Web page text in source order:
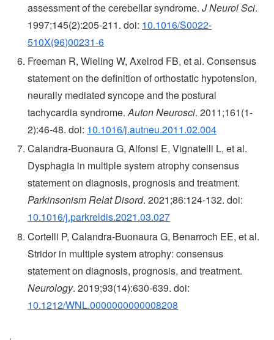
assessment of the cerebellar syndrome.J Neurol Sci.
1997;145(2):205-211. doi: 10.1016/S0022-
510X(96)00231-6
Freeman R, Wieling W, Axelrod FB, et al. Consensus
statement on the definition of orthostatic hypotension,
neurally mediated syncope and the postural
tachycardia syndrome.Auton Neurosci. 2011;161(1-
2):46-48. doi: 10.1016/j.autneu.2011.02.004
Calandra-Buonaura G, Alfonsi E, Vignatelli L, et al.
Dysphagia in multiple system atrophy consensus
statement on diagnosis, prognosis and treatment.
Parkinsonism Relat Disord. 2021;86:124-132. doi:
10.1016/j.parkreldis.2021.03.027
Cortelli P, Calandra-Buonaura G, Benarroch EE, et al.
Stridor in multiple system atrophy: consensus
statement on diagnosis, prognosis, and treatment.
Neurology. 2019;93(14):630-639. doi:
10.1212/WNL.0000000000008208